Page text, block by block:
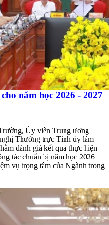
năm học 2026 - 2027
Ủy viên Trung ương
Thường trực Tỉnh ủy làm
đánh giá kết quả thực hiện
tác chuẩn bị năm học 2026 -
vụ trọng tâm của Ngành trong